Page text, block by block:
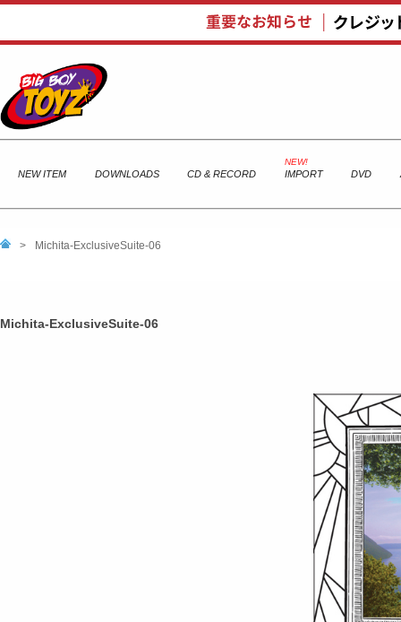
NEW ITEM DOWNLOADS CD & RECORD IMPORT DVD
> Michita-ExclusiveSuite-06
Michita-ExclusiveSuite-06